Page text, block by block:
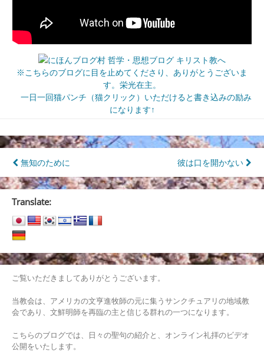
※こちらのブログに目を止めてくださり、ありがとうございま
す。栄光在主。
一日一回猫パンチ（猫クリック）いただけると書き込みの励み
になります↑
投
稿
ナ
ビ
ゲ
ー
シ
ョ
ン
無知のために 彼は口を開かない
Translate:
ご覧いただきましてありがとうございます。
当教会は、アメリカの文亨進牧師の元に集うサンクチュアリの地域教
会であり、文鮮明師を再臨の主と信じる群れの一つになります。
こちらのブログでは、日々の聖句の紹介と、オンライン礼拝のビデオ
公開をいたします。